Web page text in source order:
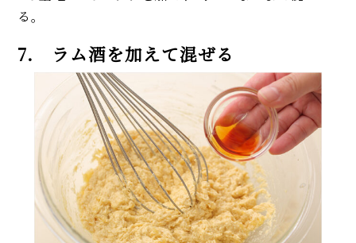
る。
7. ラム酒を加えて混ぜる